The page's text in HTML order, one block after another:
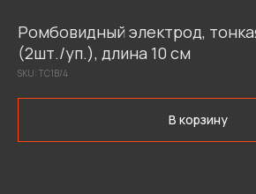
Ромбовидный электрод,
(2шт./уп.), длина 10 см
SKU: ТС1В/4
В корзину